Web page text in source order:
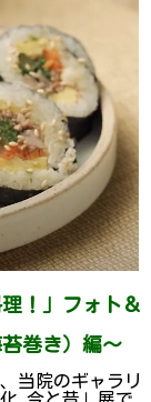
！」フォト＆
巻き）編～
当院のギャラリ